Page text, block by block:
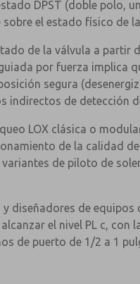
DPST (doble polo,
el estado físico de
de la válvula a
por fuerza implica
segura
indirectos de detección
LOX clásica o
de la calidad
de piloto de
diseñadores de
el nivel PL c,
de puerto de 1/2 a 1